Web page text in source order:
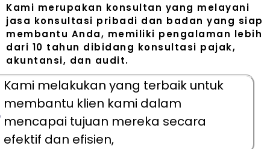
Kami merupakan konsultan yang melayani
jasa konsultasi pribadi dan badan yang siap
membantu Anda, memiliki pengalaman lebih
dari 10 tahun dibidang konsultasi pajak,
akuntansi, dan audit.
Kami melakukan yang terbaik untuk
membantu klien kami dalam
mencapai tujuan mereka secara
efektif dan efisien,